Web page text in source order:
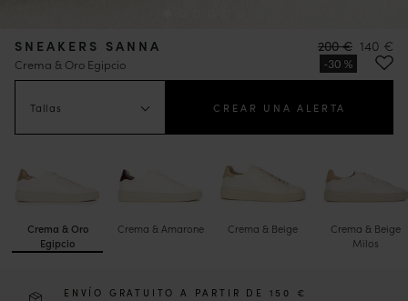
SNEAKERS SANNA
Crema & Oro Egipcio
200 € 140 €
Tallas CREAR UNA ALERTA
Crema & Oro
Egipcio
Crema & Amarone Crema & Beige
Crema & Beige
Milos
ENVÍO GRATUITO A PARTIR DE 150 €